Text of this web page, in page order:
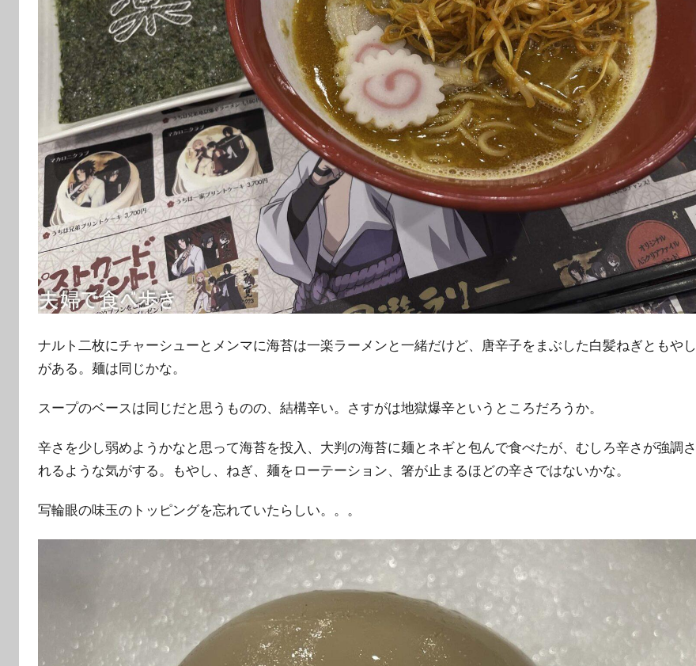
ナルト二枚にチャーシューとメンマに海苔は一楽ラーメンと一緒だけど、唐辛子をまぶした白髪ねぎともやし
がある。麺は同じかな。
スープのベースは同じだと思うものの、結構辛い。さすがは地獄爆辛というところだろうか。
辛さを少し弱めようかなと思って海苔を投入、大判の海苔に麺とネギと包んで食べたが、むしろ辛さが強調さ
れるような気がする。もやし、ねぎ、麺をローテーション、箸が止まるほどの辛さではないかな。
写輪眼の味玉のトッピングを忘れていたらしい。。。